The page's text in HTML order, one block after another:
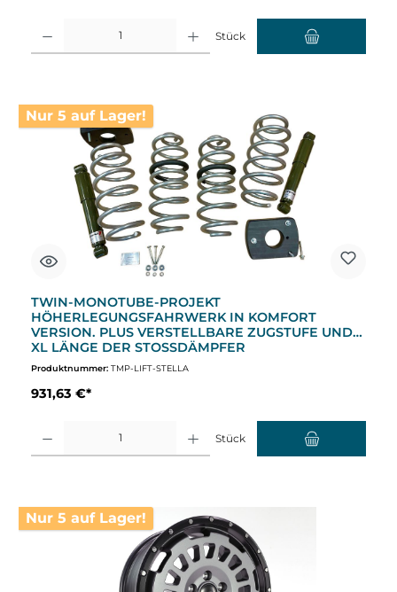
Stück
Nur 5 auf Lager!
TWIN-MONOTUBE-PROJEKT
HÖHERLEGUNGSFAHRWERK IN KOMFORT
VERSION. PLUS VERSTELLBARE ZUGSTUFE UND
XL LÄNGE DER STOSSDÄMPFER
Produktnummer: TMP-LIFT-STELLA
931,63 €*
Stück
Nur 5 auf Lager!